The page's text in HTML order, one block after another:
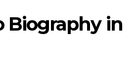
Biography in